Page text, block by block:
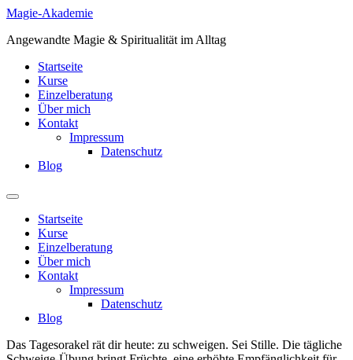
Zum
springen
Magie-Akademie
Angewandte Magie & Spiritualität im Alltag
Startseite
Kurse
Einzelberatung
Über mich
Kontakt
Impressum
Datenschutz
Blog
Startseite
Kurse
Einzelberatung
Über mich
Kontakt
Impressum
Datenschutz
Blog
Das Tagesorakel rät dir heute: zu schweigen. Sei Stille. Die tägliche